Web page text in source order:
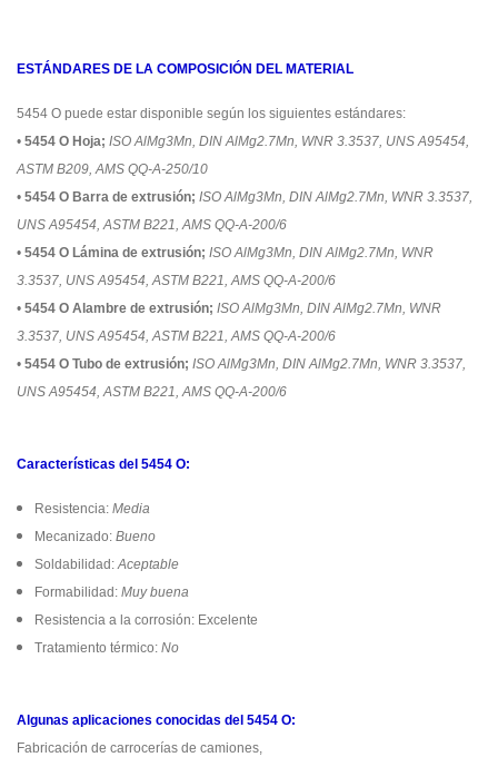
ESTÁNDARES DE LA COMPOSICIÓN DEL MATERIAL
5454 O puede estar disponible según los siguientes estándares:
• 5454 O Hoja; ISO AlMg3Mn, DIN AlMg2.7Mn, WNR 3.3537, UNS A95454,
ASTM B209, AMS QQ-A-250/10
• 5454 O Barra de extrusión; ISO AlMg3Mn, DIN AlMg2.7Mn, WNR 3.3537,
UNS A95454, ASTM B221, AMS QQ-A-200/6
• 5454 O Lámina de extrusión; ISO AlMg3Mn, DIN AlMg2.7Mn, WNR
3.3537, UNS A95454, ASTM B221, AMS QQ-A-200/6
• 5454 O Alambre de extrusión; ISO AlMg3Mn, DIN AlMg2.7Mn, WNR
3.3537, UNS A95454, ASTM B221, AMS QQ-A-200/6
• 5454 O Tubo de extrusión; ISO AlMg3Mn, DIN AlMg2.7Mn, WNR 3.3537,
UNS A95454, ASTM B221, AMS QQ-A-200/6
Características del 5454 O:
Resistencia: Media
Mecanizado: Bueno
Soldabilidad:Aceptable
Formabilidad: Muy buena
Resistencia a la corrosión: Excelente
Tratamiento térmico: No
Algunas aplicaciones conocidas del 5454 O:
Fabricación de carrocerías de camiones,